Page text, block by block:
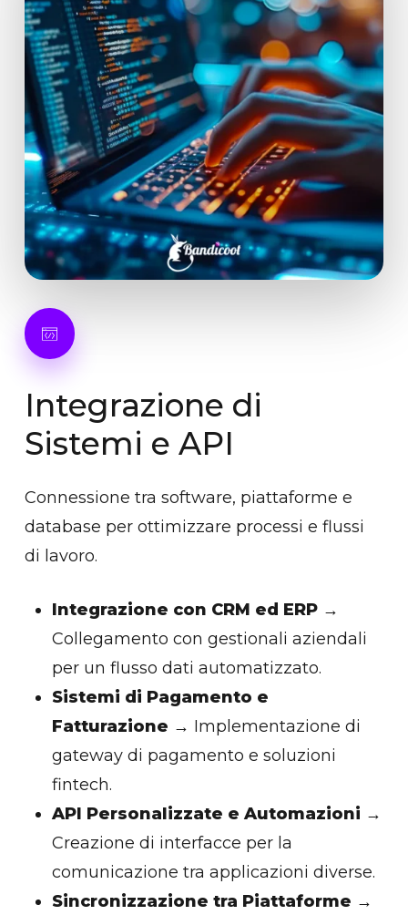
Integrazione di
Sistemi e API
Connessione tra software, piattaforme e
database per ottimizzare processi e flussi
di lavoro.
Integrazione con CRM ed ERP→
Collegamento con gestionali aziendali
per un flusso dati automatizzato.
Sistemi di Pagamento e
Fatturazione → Implementazione di
gateway di pagamento e soluzioni
fintech.
API Personalizzate e Automazioni →
Creazione di interfacce per la
comunicazione tra applicazioni diverse.
Sincronizzazione tra Piattaforme →